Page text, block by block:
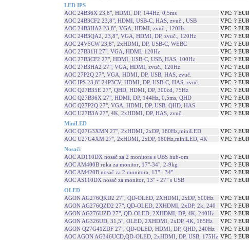
LED IPS
AOC 24B36X 23,8", HDMI, DP, 144Hz, 0,5ms
VPC: ? EUR
AOC 24B3CF2 23,8", HDMI, USB-C, HAS, zvuč., USB
VPC: ? EUR
AOC 24B3HA2 23,8", VGA, HDMI, zvuč., 120Hz
VPC: ? EUR
AOC 24B3QA2, 23,8", VGA, HDMI, DP, zvuč., 120Hz
VPC: ? EUR
AOC 24V5CW 23,8", 2xHDMI, DP, USB-C, WEBC
VPC: ? EUR
AOC 27B31H 27", VGA, HDMI, 120Hz
VPC: ? EUR
AOC 27B3CF2 27", HDMI, USB-C, USB, HAS, 100Hz
VPC: ? EUR
AOC 27B3HA2 27", VGA, HDMI, zvuč., 120Hz
VPC: ? EUR
AOC 27P2Q 27", VGA, HDMI, DP, USB, HAS, zvuč.
VPC: ? EUR
AOC IPS 23,8" 24P3CV, HDMI, DP, USB-C, HAS, zvuč.
VPC: ? EUR
AOC Q27B35E 27", QHD, HDMI, DP, 300cd, 75Hz
VPC: ? EUR
AOC Q27B36X 27", HDMI, DP, 144Hz, 0,5ms, QHD
VPC: ? EUR
AOC Q27P2Q 27", VGA, HDMI, DP, USB, QHD, HAS
VPC: ? EUR
AOC U27B3A 27", 4K, 2xHDMI, DP, HAS, zvuč.
VPC: ? EUR
MiniLED
AOC Q27G3XMN 27", 2xHDMI, 2xDP, 180Hz,miniLED
VPC: ? EUR
AOC U27G4XM 27", 2xHDMI, 2xDP, 180Hz,miniLED, 4K
VPC: ? EUR
Nosači
AOC AD110DX nosač za 2 monitora s UBS hub-om
VPC: ? EUR
AOC AM400B ruka za monitor, 17"-34", 2-9kg
VPC: ? EUR
AOC AM420B nosač za 2 monitora, 13" - 34"
VPC: ? EUR
AOC AS110DX nosač za monitor, 13" - 27" s USB
VPC: ? EUR
OLED
AGON AG276QKD2 27", QD-OLED, 2XHDMI, 2xDP, 500Hz
VPC: ? EUR
AGON AG276QZD2 27", QD-OLED, 2XHDMI, 2xDP, 2k, 240
VPC: ? EUR
AGON AG276UZD 27", QD-OLED, 2XHDMI, DP, 4K, 240Hz
VPC: ? EUR
AGON AG326UD, 31,5", OLED, 2XHDMI, 2xDP, 4K, 165Hz
VPC: ? EUR
AGON Q27G41ZDF 27", QD-OLED, HDMI, DP, QHD, 240Hz
VPC: ? EUR
AOC AGON AG346UCD,QD-OLED, 2xHDMI, DP, USB, 175Hz VPC: ? EUR